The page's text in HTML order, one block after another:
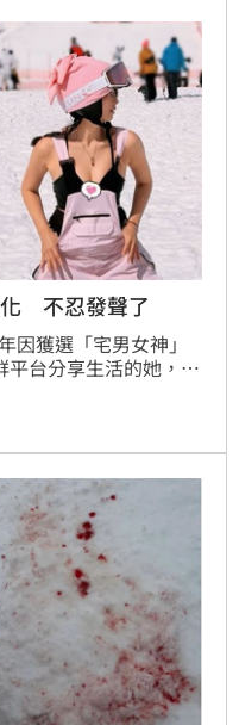
化 不忍發聲了
因獲選「宅男女神」
台分享生活的她，近
雪場也有小孩，認為